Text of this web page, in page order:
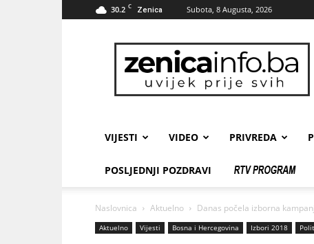
30.2 C Zenica Subota, 8 Augusta, 2026
zenicainfo.ba
VIJESTI VIDEO PRIVREDA
POSLJEDNJI POZDRAVI
Naslovnica Aktuelno Danas počela izborna
Aktuelno Vijesti Bosna i Hercegovina Izbori 2018